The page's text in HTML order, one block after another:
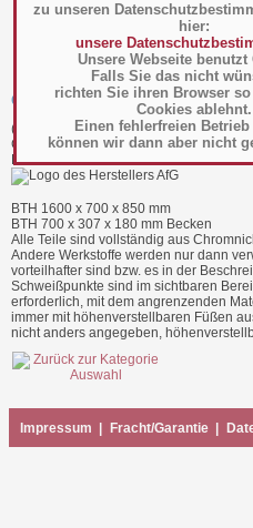
zu unseren
hier:
unsere
Unsere Webseite benutzt
Falls Sie das nicht
richten Sie ihren Browser
Cookies ablehnt.
Einen fehlerfreien Betrieb
können wir dann aber nicht
Gemüsevorbereitungstisch mit
(Art.-Nr.: 019.29.002)
GTIN: 4251305508098
Hersteller/Großhändler AfG
BTH 1600 x 700 x 850 mm
BTH 700 x 307 x 180 mm Becken
Alle Teile sind vollständig aus
Andere Werkstoffe werden nur dann
vorteilhafter sind bzw. es in der
Schweißpunkte sind im sichtbaren
erforderlich, mit dem angrenzenden
immer mit höhenverstellbaren Füßen
nicht anders angegeben,
Impressum Fracht/Garantie